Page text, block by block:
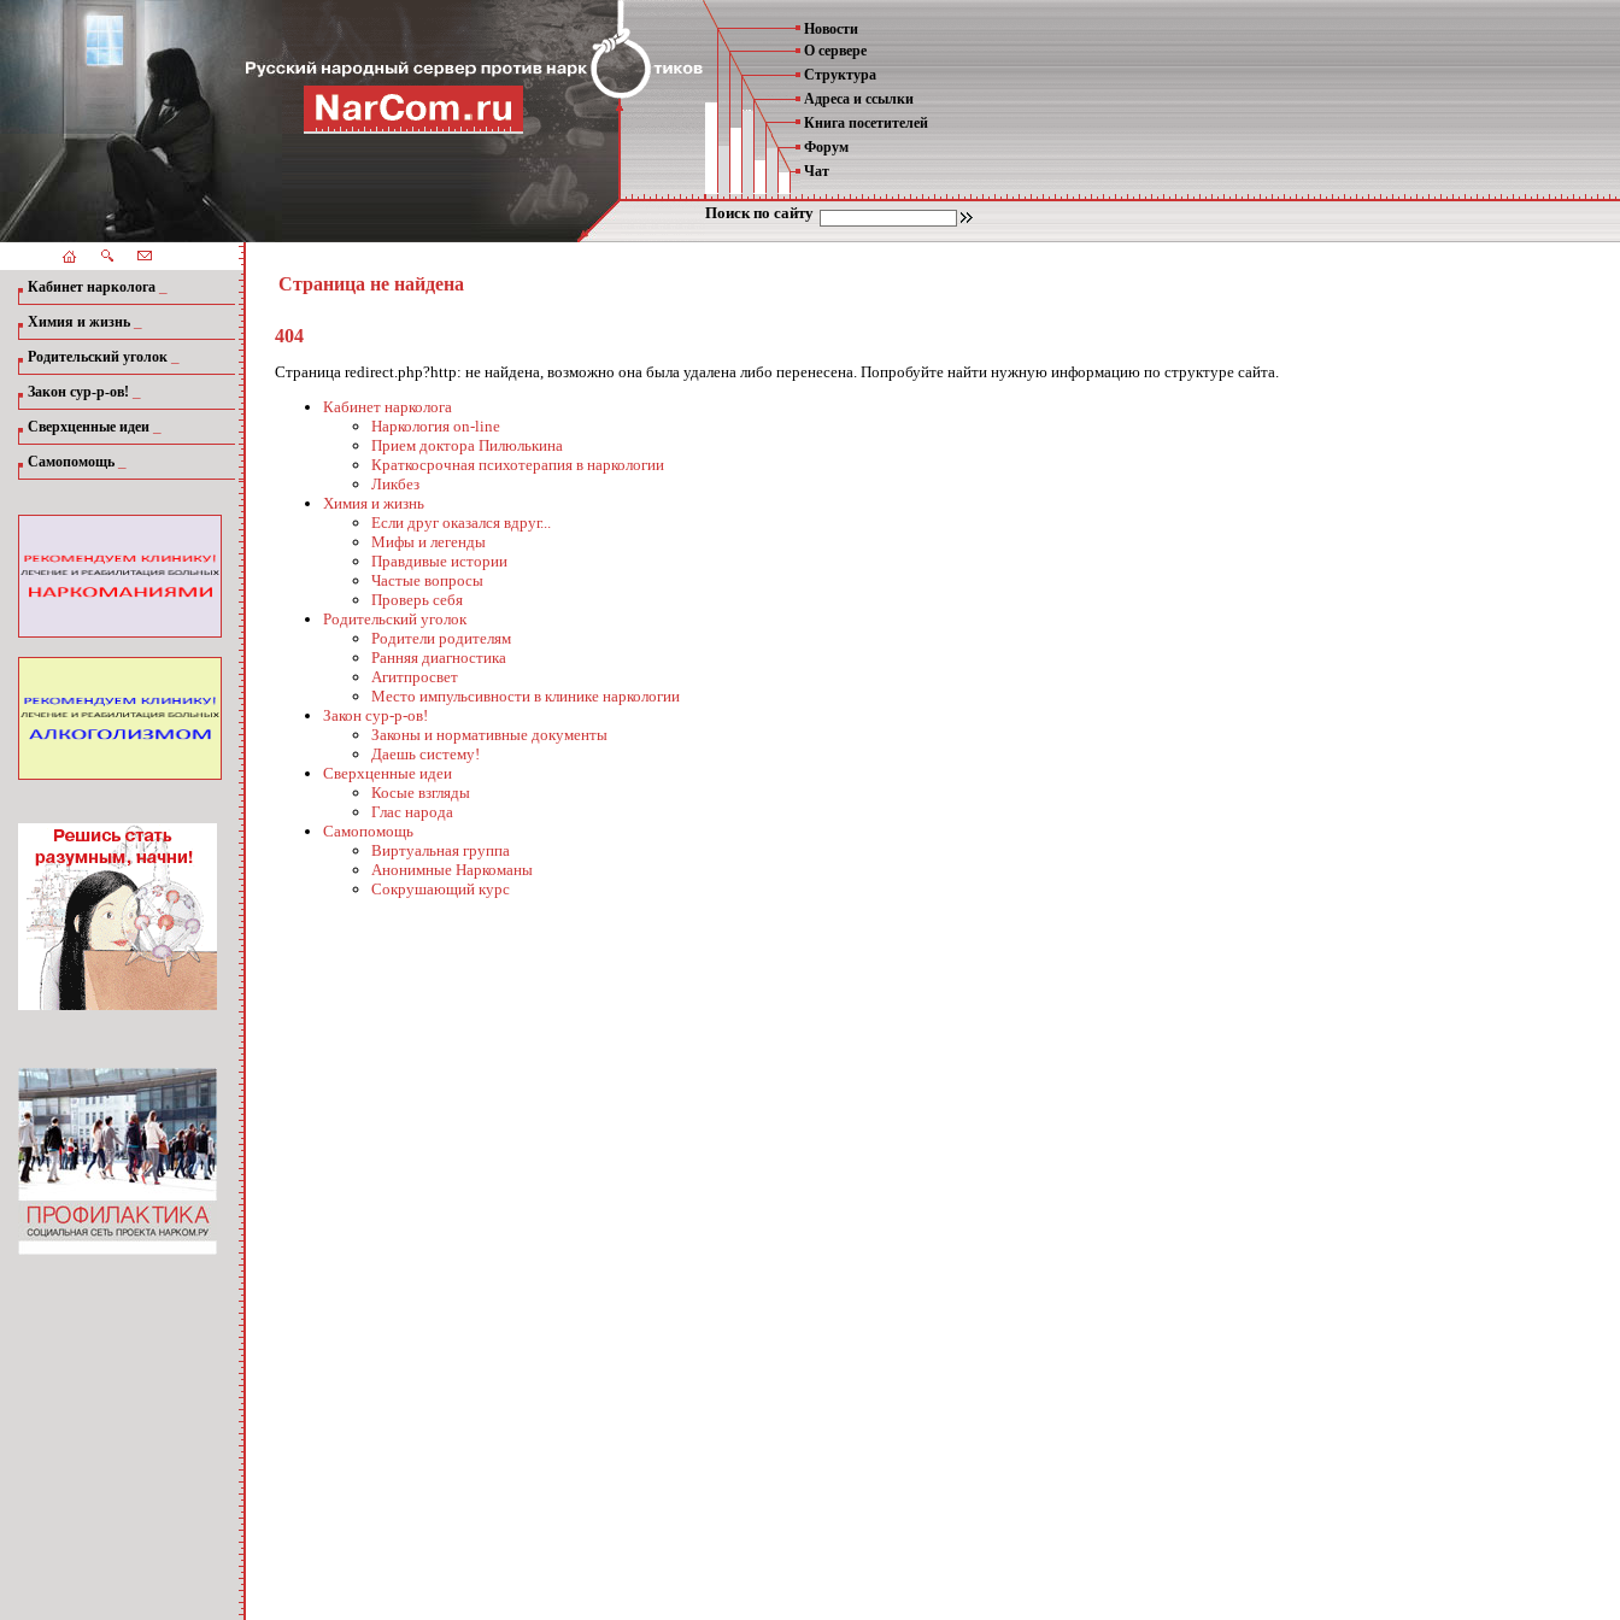
Новости
О сервере
Структура
Адреса и ссылки
Книга посетителей
Форум
Чат
Поиск по сайту
Кабинет нарколога
Химия и жизнь
Родительский уголок
Закон сур-р-ов!
Сверхценные идеи
Самопомощь
Страница не найдена
404
Страница redirect.php?http: не найдена, возможно она была удалена либо перенесена. Попробуйте найти нужную информацию по структуре сайта.
Кабинет нарколога
Наркология on-line
Прием доктора Пилюлькина
Краткосрочная психотерапия в наркологии
Ликбез
Химия и жизнь
Если друг оказался вдруг...
Мифы и легенды
Правдивые истории
Частые вопросы
Проверь себя
Родительский уголок
Родители родителям
Ранняя диагностика
Агитпросвет
Место импульсивности в клинике наркологии
Закон сур-р-ов!
Законы и нормативные документы
Даешь систему!
Сверхценные идеи
Косые взгляды
Глас народа
Самопомощь
Виртуальная группа
Анонимные Наркоманы
Сокрушающий курс